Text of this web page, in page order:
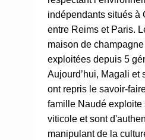
indépendants situés à
entre Reims et Paris.
maison de
exploitées depuis 5
Aujourd’hui, Magali et
ont repris le savoir-
famille Naudé exploite
viticole et sont
manipulant de la